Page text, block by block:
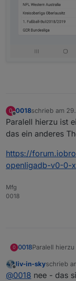
0
Offline
0018schrieb am
zuletzt editiert
Paralell hierzu ist
das ein anderes
https://
openligadb-v0-0-
Mfg
0018
0 0018Paralell
https://
openligadb-
Offline
liv-in-skyschrieb
zuletzt
@0018 nee - das